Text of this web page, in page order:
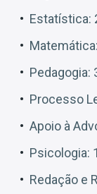
Estatística:
Pedagogia:
Processo
Apoio à
Psicologia:
Redação e